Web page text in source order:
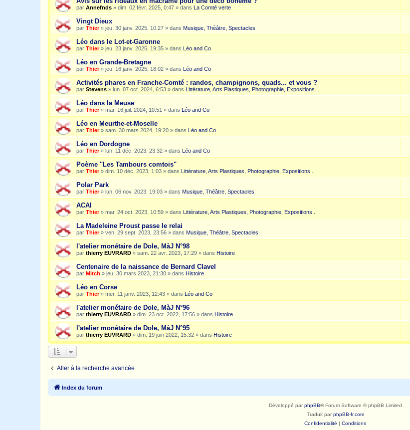
par Annefnds » dim. 02 févr. 2025, 0:47 » dans La Comté verte
Vingt Dieux
par Thier» jeu. 30 janv. 2025, 10:27 » dans Musique, Théâtre, Spectacles
Léo dans le Lot-et-Garonne
par Thier» jeu. 23 janv. 2025, 19:35 » dans Léo and Co
Léo en Grande-Bretagne
par Thier» jeu. 16 janv. 2025, 18:02 » dans Léo and Co
Activités phares en Franche-Comté : randos, champignons, quads... et vous ?
par Stevens » lun. 07 oct. 2024, 6:53 » dans Littérature, Arts Plastiques, Photographie, Expositions...
Léo dans la Meuse
par Thier» mar. 16 juil. 2024, 10:51 » dans Léo and Co
Léo en Meurthe-et-Moselle
par Thier» sam. 30 mars 2024, 19:20 » dans Léo and Co
Léo en Dordogne
par Thier» lun. 11 déc. 2023, 23:32 » dans Léo and Co
Poème "Les Tambours comtois"
par Thier» dim. 10 déc. 2023, 1:03 » dans Littérature, Arts Plastiques, Photographie, Expositions...
Polar Park
par Thier» lun. 06 nov. 2023, 19:03 » dans Musique, Théâtre, Spectacles
ACAI
par Thier» mar. 24 oct. 2023, 10:59 » dans Littérature, Arts Plastiques, Photographie, Expositions...
La Madeleine Proust passe le relai
par Thier» ven. 29 sept. 2023, 23:56 » dans Musique, Théâtre, Spectacles
l'atelier monétaire de Dole, MàJ N°98
par thierry EUVRARD » sam. 22 avr. 2023, 17:29 » dans Histoire
Centenaire de la naissance de Bernard Clavel
par Mitch » jeu. 30 mars 2023, 21:30 » dans Histoire
Léo en Corse
par Thier» mer. 11 janv. 2023, 12:43 » dans Léo and Co
l'atelier monétaire de Dole, MàJ N°96
par thierry EUVRARD » dim. 23 oct. 2022, 17:56 » dans Histoire
l'atelier monétaire de Dole, MàJ N°95
par thierry EUVRARD » dim. 19 juin 2022, 15:32 » dans Histoire
Aller à la recherche avancée
Index du forum
Développé parphpBB® Forum Software © phpBB Limited
Traduit parphpBB-fr.com
Confidentialité | Conditions